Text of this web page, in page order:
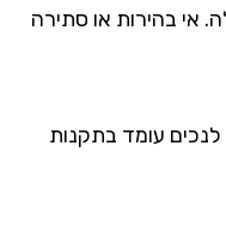
או סתירה
עומד בתקנות